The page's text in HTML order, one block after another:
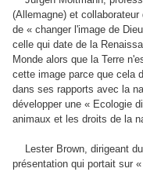
(Allemagne) et
de « changer l'image de
celle qui date de la
Monde alors que la Terre
cette image parce que cela
dans ses rapports avec la
développer une « Ecologie
animaux et les droits de la
Lester Brown, dirigeant
présentation qui portait sur